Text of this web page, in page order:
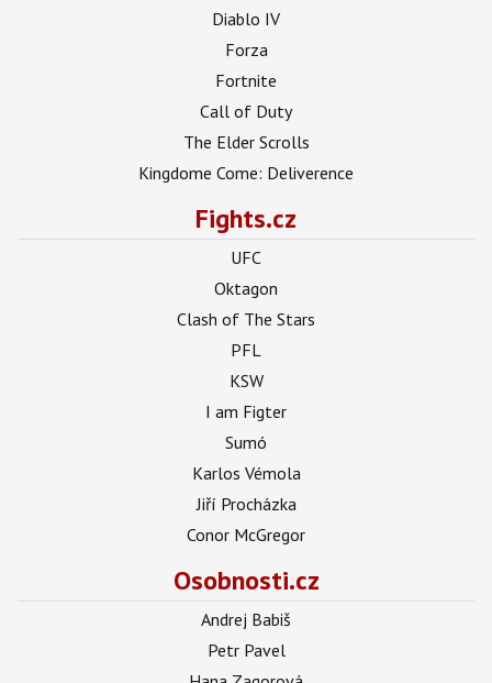
Diablo IV
Forza
Fortnite
Call of Duty
The Elder Scrolls
Kingdome Come: Deliverence
Fights.cz
UFC
Oktagon
Clash of The Stars
PFL
KSW
I am Figter
Sumó
Karlos Vémola
Jiří Procházka
Conor McGregor
Osobnosti.cz
Andrej Babiš
Petr Pavel